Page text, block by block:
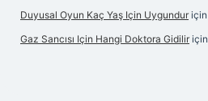
Duyusal Oyun Kaç Yaş Için Uygundur için
Gaz Sancısı Için Hangi Doktora Gidilir için